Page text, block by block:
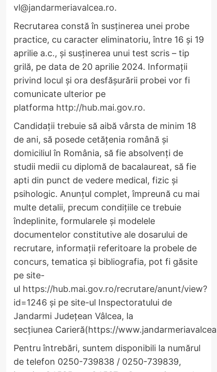
vl@jandarmeriavalcea.ro.
Recrutarea constă în susținerea unei probe
practice, cu caracter eliminatoriu, între 16 și 19
aprilie a.c., și susținerea unui test scris – tip
grilă, pe data de 20 aprilie 2024. Informații
privind locul și ora desfășurării probei vor fi
comunicate ulterior pe
platforma http://hub.mai.gov.ro.
Candidații trebuie să aibă vârsta de minim 18
de ani, să posede cetățenia română și
domiciliul în România, să fie absolvenți de
studii medii cu diplomă de bacalaureat, să fie
apti din punct de vedere medical, fizic și
psihologic. Anunțul complet, împreună cu mai
multe detalii, precum condițiile ce trebuie
îndeplinite, formularele și modelele
documentelor constitutive ale dosarului de
recrutare, informații referitoare la probele de
concurs, tematica și bibliografia, pot fi găsite
pe site-
ul https://hub.mai.gov.ro/recrutare/anunt/view?
id=1246 și pe site-ul Inspectoratului de
Jandarmi Județean Vâlcea, la
secțiunea Carieră(https://
Pentru întrebări, suntem disponibili la numărul
de telefon 0250-739838 / 0250-739839,